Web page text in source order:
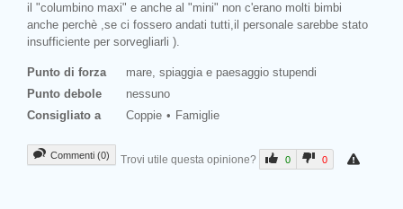
il "columbino maxi" e anche al "mini" non c'erano molti bimbi
anche perchè ,se ci fossero andati tutti,il personale sarebbe stato
insufficiente per sorvegliarli ).
Punto di forza
mare, spiaggia e paesaggio stupendi
Punto debole
nessuno
Consigliato a
Coppie Famiglie
Commenti (0) Trovi utile questa opinione? 0 0